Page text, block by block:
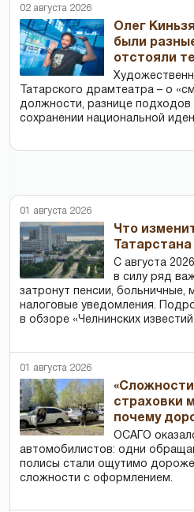
02 августа 2026
Олег
были
отстояли
Татарского драмтеатра – о
должности, разнице подходов
сохранении национальной
01 августа 2026
Что
С августа
в силу ряд
затронут пенсии, больничные,
налоговые уведомления.
в обзоре «Челнинских
01 августа 2026
страховки
почему
ОСАГО
автомобилистов: одни
полисы стали ощутимо
сложности с оформлением.